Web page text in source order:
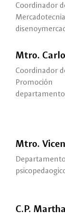
Coordinador
Mercadotecnia
Mtro.
Coordinador
Promoción
Mtro.
C.P.